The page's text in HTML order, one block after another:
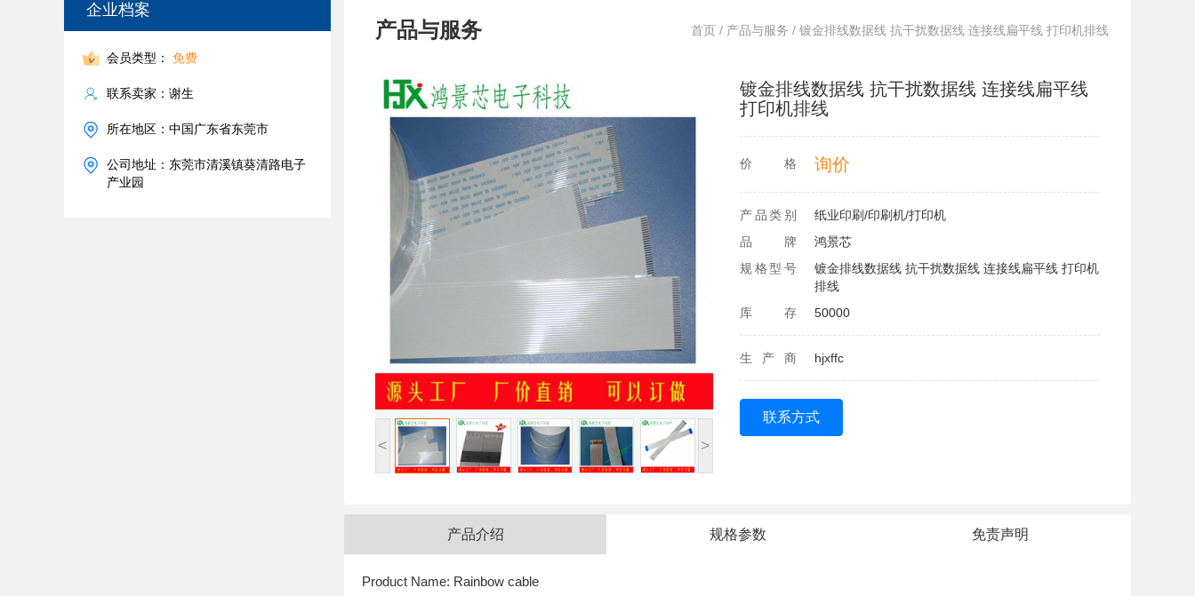
企业档案
会员类型： 免费
联系卖家：谢生
所在地区：中国广东省东莞市
公司地址：东莞市清溪镇葵清路电子
产业园
首页 / 产品与服务 / 镀金排线数据线 抗干扰数据线 连接线扁平线 打印机排线
产品与服务
< >
镀金排线数据线 抗干扰数据线 连接线扁平线
打印机排线
价格 询价
产品类别
纸业印刷/印刷机/打印机
品牌
鸿景芯
规格型号
镀金排线数据线 抗干扰数据线 连接线扁平线 打印机
排线
库存
50000
生产商 hjxffc
联系方式
产品介绍 规格参数 免责声明
Product Name: Rainbow cable